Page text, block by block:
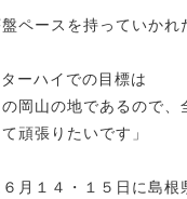
ペースを持っていかれ
ーハイでの目標は
の岡山の地であるので、
頑張りたいです」
月１４・１５日に島根